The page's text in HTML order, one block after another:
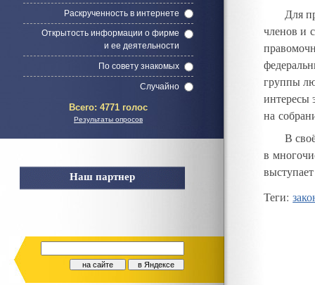
Раскрученность в интернете
Открытость информации о фирме
и ее деятельности
По совету знакомых
Случайно
Всего: 4771 голос
Результаты опросов
Наш партнер
Для
членов и
группы
интересы
на
В
в
Теги: